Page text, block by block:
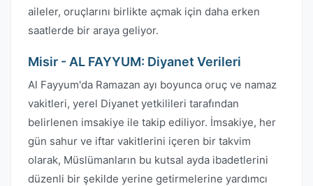
aileler, oruçlarını birlikte açmak için daha erken
saatlerde bir araya geliyor.
Misir - AL FAYYUM: Diyanet Verileri
Al Fayyum'da Ramazan ayı boyunca oruç ve namaz
vakitleri, yerel Diyanet yetkilileri tarafından
belirlenen imsakiye ile takip ediliyor. İmsakiye, her
gün sahur ve iftar vakitlerini içeren bir takvim
olarak, Müslümanların bu kutsal ayda ibadetlerini
düzenli bir şekilde yerine getirmelerine yardımcı